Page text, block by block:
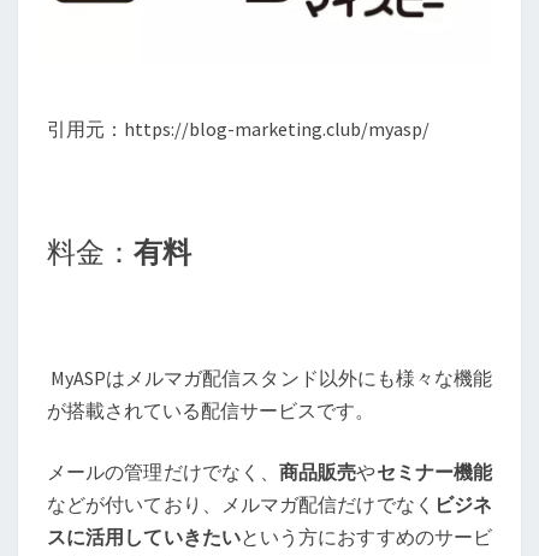
引用元：https://blog-marketing.club/myasp/
料金： 有料
MyASPはメルマガ配信スタンド以外にも様々な機能
が搭載されている配信サービスです。
メールの管理だけでなく、商品販売やセミナー機能
などが付いており、メルマガ配信だけでなく ビジネ
スに活用していきたいという方におすすめのサービ